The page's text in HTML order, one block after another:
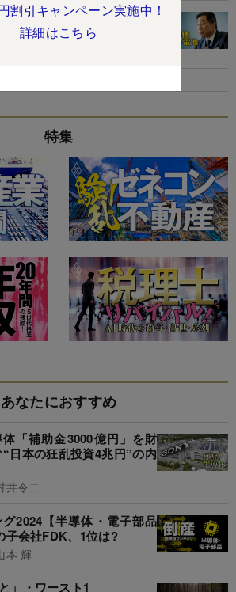
割引キャンペーン実施中！
詳細はこちら
が強気発言！「半導体の供
らない」
輝
特集
あなたにおすすめ
体「補助金3000億円」を財
日本の狂乱投資4兆円”の内
井令二
2024【半導体・電子部品
子会社FDK、1位は?
本 輝
」・ワースト1